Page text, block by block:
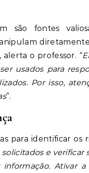
são fontes
o professor. “
usados para
Por isso,
”.
para identificar os
e
Ativar